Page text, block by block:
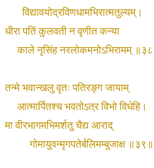
विद्यावयोद्रविणधामभिरात्मतुल्यम्।
धीरा पतिं कुलवती न वृणीत कन्या
काले नृसिंह नरलोकमनोऽभिरामम्
तन्मे भवान्खलु वृतः पतिरङ्ग जायाम्
आत्मार्पितश्च भवतोऽत्र विभो विधेहि।
मा वीरभागमभिमर्शतु चैद्य आराद्
गोमायुवन्मृगपतेर्बलिमम्बुजाक्ष ॥३९॥